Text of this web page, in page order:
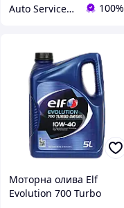
Auto Service Point 100%
Моторна олива Elf
Evolution 700 Turbo